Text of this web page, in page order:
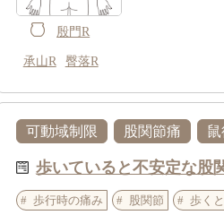
殷門R
承山R 臀落R
可動域制限 股関節痛
歩いていると不安定な股
歩行時の痛み 股関節 歩く